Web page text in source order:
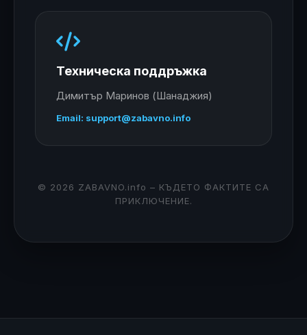
Техническа поддръжка
Димитър Маринов (Шанаджия)
Email: support@zabavno.info
© 2026 ZABAVNO.info – КЪДЕТО ФАКТИТЕ СА
ПРИКЛЮЧЕНИЕ.